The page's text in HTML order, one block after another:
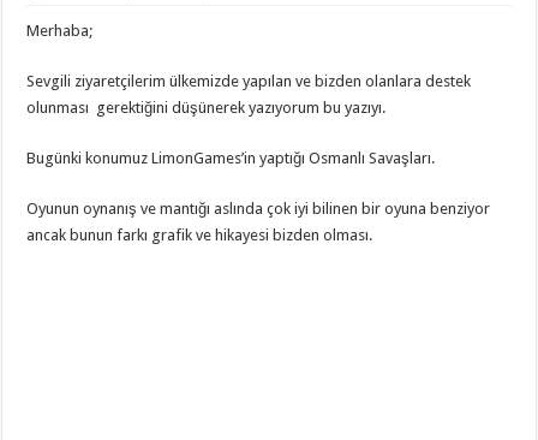
Merhaba;
Sevgili ziyaretçilerim ülkemizde yapılan ve bizden olanlara destek
olunması gerektiğini düşünerek yazıyorum bu yazıyı.
Bugünki konumuz LimonGames’in yaptığı Osmanlı Savaşları.
Oyunun oynanış ve mantığı aslında çok iyi bilinen bir oyuna benziyor
ancak bunun farkı grafik ve hikayesi bizden olması.